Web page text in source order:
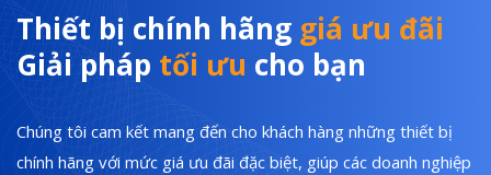
Thiết bị chính hãng giá ưu đãi
Giải pháp tối ưu cho bạn
Chúng tôi cam kết mang đến cho khách hàng những thiết bị
chính hãng với mức giá ưu đãi đặc biệt, giúp các doanh nghiệp